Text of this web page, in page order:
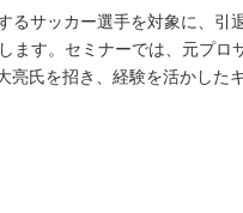
るサッカー選手を対象に、引
ます。セミナーでは、元プロ
亮氏を招き、経験を活かした